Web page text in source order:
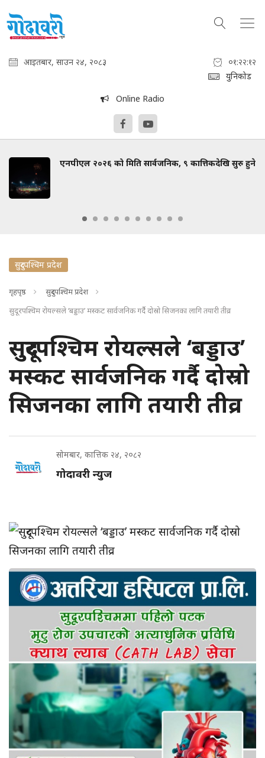
आइतबार, साउन २४, २०८३
०१:२२:१३
युनिकोड
Online Radio
एनपीएल २०२६ को मिति सार्वजनिक, ९ कात्तिकदेखि सुरु हुने
सुदुरपश्चिम प्रदेश
गृहपृष्ठ
सुदुरपश्चिम प्रदेश
सुदूरपश्चिम रोयल्सले ‘बड्डाउ’ मस्कट सार्वजनिक गर्दै दोस्रो सिजनका लागि तयारी तीव्र
सुदूरपश्चिम रोयल्सले ‘बड्डाउ’
मस्कट सार्वजनिक गर्दै दोस्रो
सिजनका लागि तयारी तीव्र
सोमबार, कात्तिक २४, २०८२
गोदावरी न्युज